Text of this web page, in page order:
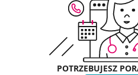
POTRZEBUJESZ